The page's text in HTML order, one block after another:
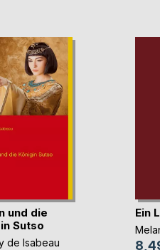
und die
Sutso
de Isabeau
Ein